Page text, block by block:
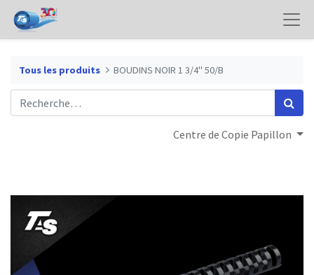
Tous les produits BOUDINS NOIR 1 3/4" 50/B
Centre de Copie Papillon